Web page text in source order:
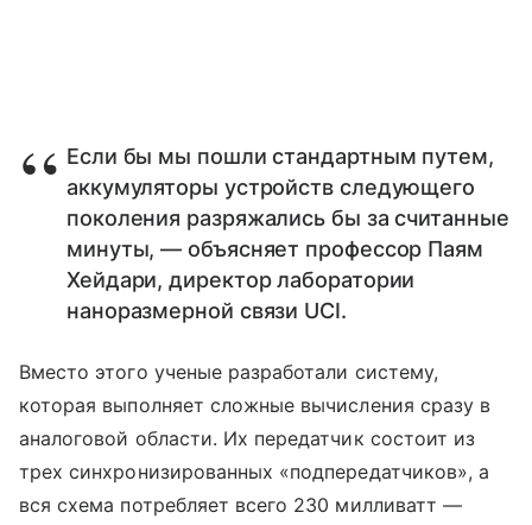
Если бы мы пошли стандартным путем,
аккумуляторы устройств следующего
поколения разряжались бы за считанные
минуты, — объясняет профессор Паям
Хейдари, директор лаборатории
наноразмерной связи UCI.
Вместо этого ученые разработали систему,
которая выполняет сложные вычисления сразу в
аналоговой области. Их передатчик состоит из
трех синхронизированных «подпередатчиков», а
вся схема потребляет всего 230 милливатт —